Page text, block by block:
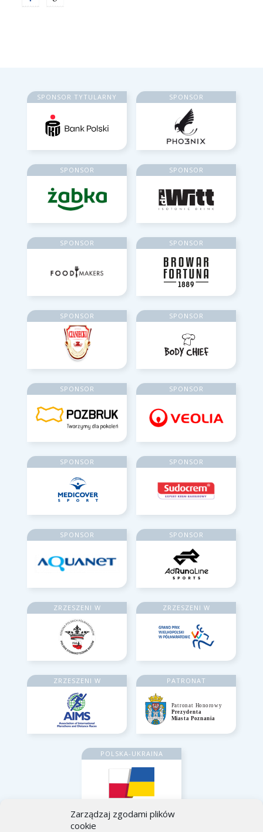
Zarządzaj zgodami plików
cookie
SPONSOR TYTULARNY SPONSOR
SPONSOR SPONSOR
SPONSOR SPONSOR
SPONSOR SPONSOR
SPONSOR SPONSOR
SPONSOR SPONSOR
SPONSOR SPONSOR
ZRZESZENI W ZRZESZENI W
ZRZESZENI W PATRONAT
POLSKA-UKRAINA